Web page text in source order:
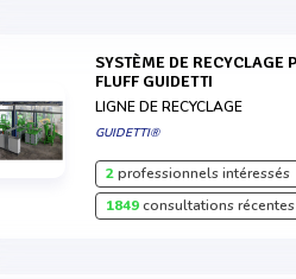
SYSTÈME DE RECYCLAGE POUR D3E ET CAR
FLUFF GUIDETTI
LIGNE DE RECYCLAGE
GUIDETTI®
2professionnels intéressés
1849consultations récentes